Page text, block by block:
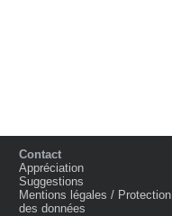
Contact
Appréciation
Suggestions
Mentions légales / Protection
des données